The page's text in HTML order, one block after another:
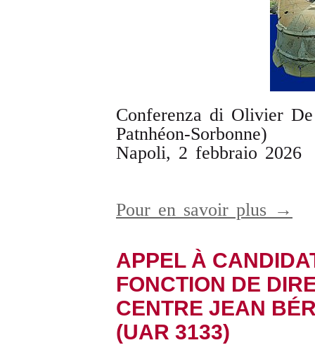
Conferenza di Olivier
Patnhéon-Sorbonne)
Napoli, 2 febbraio 2026
Pour en savoir plus →
APPEL À
FONCTION DE
CENTRE JEAN
(UAR 3133)